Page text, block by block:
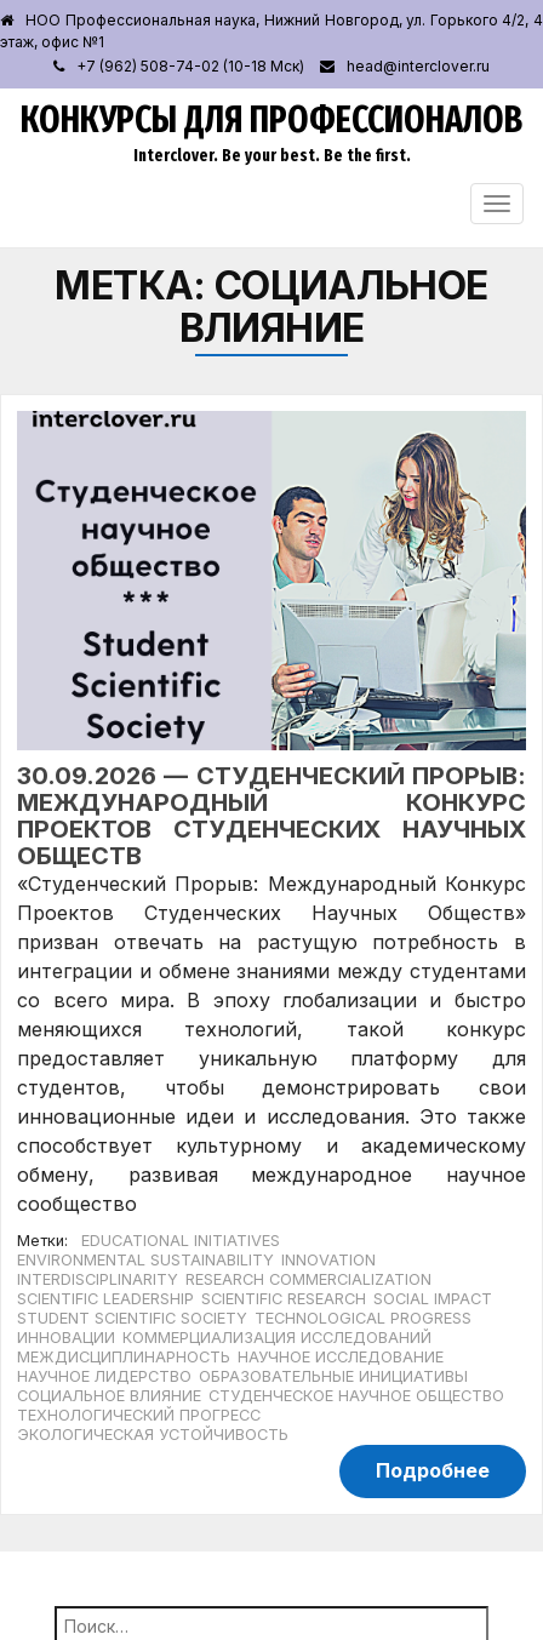
НОО Профессиональная наука, Нижний Новгород, ул. Горького 4/2, 4
этаж, офис №1
+7 (962) 508-74-02 (10-18 Мск)
head@interclover.ru
КОНКУРСЫ ДЛЯ ПРОФЕССИОНАЛОВ
Interclover. Be your best. Be the first.
МЕТКА: СОЦИАЛЬНОЕ
ВЛИЯНИЕ
30.09.2026 — СТУДЕНЧЕСКИЙ ПРОРЫВ:
МЕЖДУНАРОДНЫЙ КОНКУРС
ПРОЕКТОВ СТУДЕНЧЕСКИХ НАУЧНЫХ
ОБЩЕСТВ
«Студенческий Прорыв: Международный Конкурс
Проектов Студенческих Научных Обществ»
призван отвечать на растущую потребность в
интеграции и обмене знаниями между студентами
со всего мира. В эпоху глобализации и быстро
меняющихся технологий, такой конкурс
предоставляет уникальную платформу для
студентов, чтобы демонстрировать свои
инновационные идеи и исследования. Это также
способствует культурному и академическому
обмену, развивая международное научное
сообщество
Метки:
EDUCATIONAL INITIATIVES
ENVIRONMENTAL SUSTAINABILITY INNOVATION
INTERDISCIPLINARITY RESEARCH COMMERCIALIZATION
SCIENTIFIC LEADERSHIP SCIENTIFIC RESEARCH SOCIAL IMPACT
STUDENT SCIENTIFIC SOCIETY TECHNOLOGICAL PROGRESS
ИННОВАЦИИ КОММЕРЦИАЛИЗАЦИЯ ИССЛЕДОВАНИЙ
МЕЖДИСЦИПЛИНАРНОСТЬ НАУЧНОЕ ИССЛЕДОВАНИЕ
НАУЧНОЕ ЛИДЕРСТВО ОБРАЗОВАТЕЛЬНЫЕ ИНИЦИАТИВЫ
СОЦИАЛЬНОЕ ВЛИЯНИЕ СТУДЕНЧЕСКОЕ НАУЧНОЕ ОБЩЕСТВО
ТЕХНОЛОГИЧЕСКИЙ ПРОГРЕСС
ЭКОЛОГИЧЕСКАЯ УСТОЙЧИВОСТЬ
Подробнее
Найти: